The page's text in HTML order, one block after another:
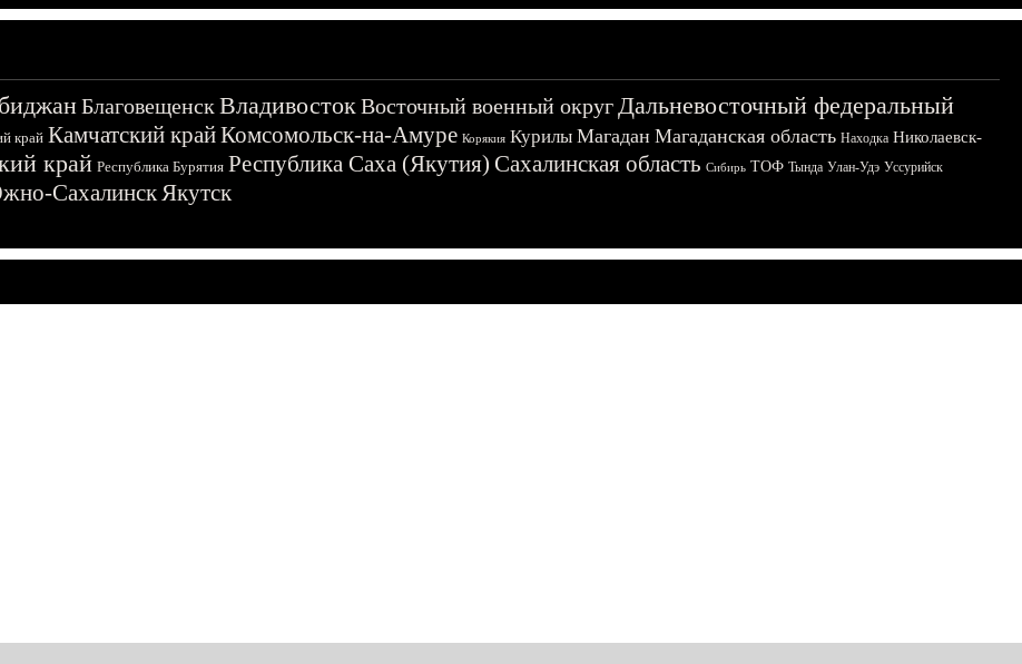
БлаговещенскВладивостокВосточный военный округДальневосточный федеральный
край Камчатский крайКомсомольск-на-Амуре Корякия Курилы Магадан Магаданская область Находка Николаевск-
край Республика Бурятия Республика Саха (Якутия) Сахалинская область Сибирь ТОФ Тында Улан-Удэ Уссурийск
СахалинскЯкутск